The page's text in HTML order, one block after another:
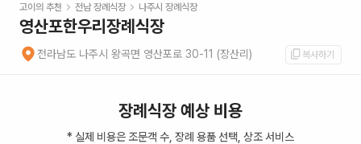
고이의 추천 전남장례식장 나주시 장례식장
영산포한우리장례식장
전라남도 나주시 왕곡면 영산포로 30-11 (장산리) 복사하기
장례식장 예상 비용
* 실제 비용은 조문객 수, 장례 용품 선택, 상조 서비스